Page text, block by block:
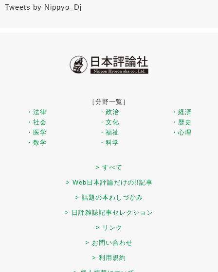
Tweets by Nippyo_Dj
［分野一覧］
・法律
・政治
・経済
・社会
・文化
・歴史
・医学
・福祉
・心理
・数学
・科学
> すべて
> Web日本評論だけの!!記事
> 話題の本わしづかみ
> 日評雑誌記事セレクション
> リンク
> お問い合わせ
> 利用規約